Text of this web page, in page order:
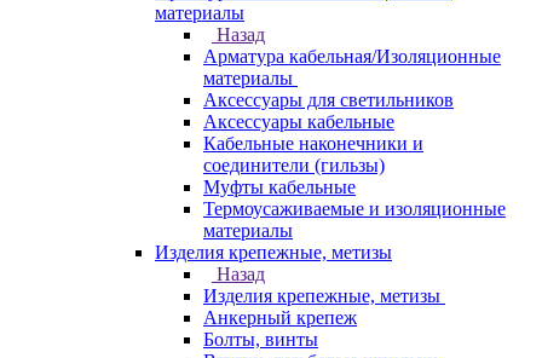
материалы
Назад
Арматура кабельная/Изоляционные
материалы
Аксессуары для светильников
Аксессуары кабельные
Кабельные наконечники и
соединители (гильзы)
Муфты кабельные
Термоусаживаемые и изоляционные
материалы
Изделия крепежные, метизы
Назад
Изделия крепежные, метизы
Анкерный крепеж
Болты, винты